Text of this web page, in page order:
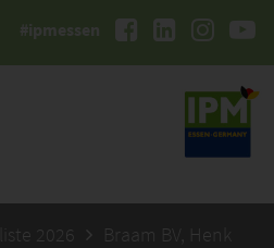
#ipmessen
2026 Braam BV, Henk